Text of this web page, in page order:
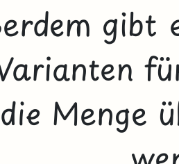
gibt
Menge